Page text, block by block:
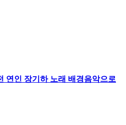
연인 장기하 노래 배경음악으로